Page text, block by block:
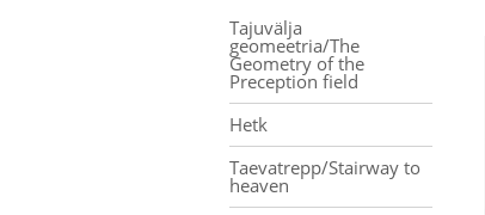
Tajuvälja
geomeetria/The
Geometry of the
Preception field
Hetk
Taevatrepp/Stairway to
heaven